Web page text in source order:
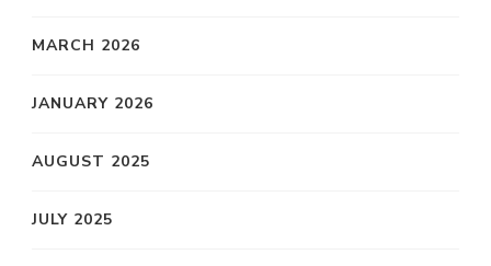
MARCH 2026
JANUARY 2026
AUGUST 2025
JULY 2025